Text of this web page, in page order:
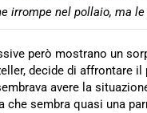
irrompe nel pollaio, ma
però mostrano un
decide di affrontare
avere la
sembra quasi una